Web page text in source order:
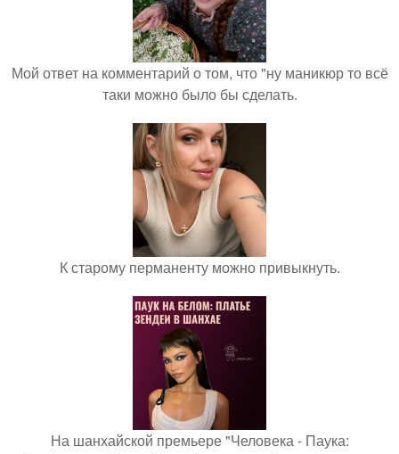
Мой ответ на комментарий о том, что "ну маникюр то всё
таки можно было бы сделать.
К старому перманенту можно привыкнуть.
На шанхайской премьере "Человека - Паука: